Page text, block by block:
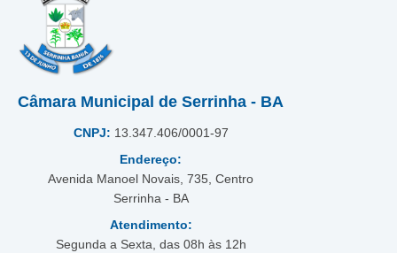
Câmara Municipal de Serrinha - BA
CNPJ: 13.347.406/0001-97
Endereço:
Avenida Manoel Novais, 735, Centro
Serrinha - BA
Atendimento:
Segunda a Sexta, das 08h às 12h